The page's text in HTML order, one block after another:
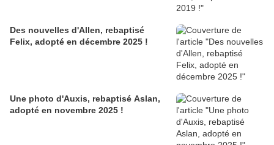
Des nouvelles d'Allen, rebaptisé
Felix, adopté en décembre 2025 !
Une photo d'Auxis, rebaptisé Aslan,
adopté en novembre 2025 !